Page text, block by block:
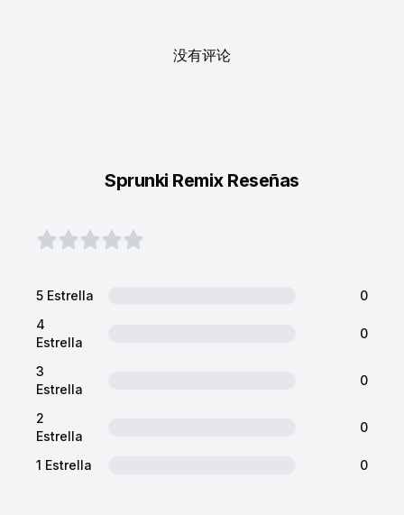
没有评论
Sprunki Remix Reseñas
5 Estrella
0
4
Estrella
0
3
Estrella
0
2
Estrella
0
1 Estrella 0